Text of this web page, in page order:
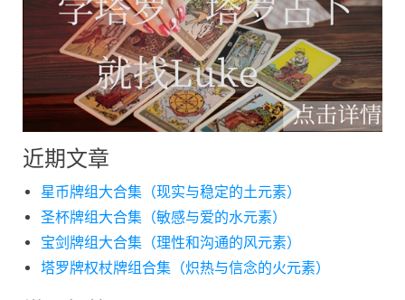
近期文章
星币牌组大合集（现实与稳定的土元素）
圣杯牌组大合集（敏感与爱的水元素）
宝剑牌组大合集（理性和沟通的风元素）
塔罗牌权杖牌组合集（炽热与信念的火元素）